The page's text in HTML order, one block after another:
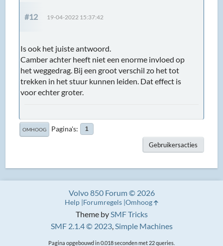
#12 19-04-2022 15:37:42
Is ook het juiste antwoord.
Camber achter heeft niet een enorme invloed op
het weggedrag. Bij een groot verschil zo het tot
trekken in het stuur kunnen leiden. Dat effect is
voor echter groter.
OMHOOG Pagina's 1
Gebruikersacties
Theme bySMF Tricks
SMF 2.1.4 © 2023,Simple Machines
Volvo 850 Forum © 2026
Help Forumregels Omhoog
Pagina opgebouwd in 0.018 seconden met 22 queries.